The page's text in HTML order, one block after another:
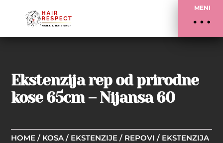
MENI
Ekstenzija rep od prirodne
kose 65cm – Nijansa 60
HOME / KOSA / EKSTENZIJE / REPOVI / EKSTENZIJA